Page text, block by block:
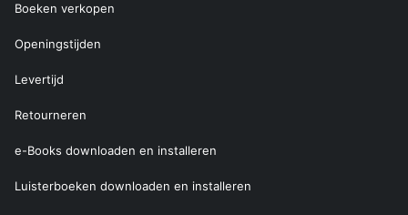
Boeken verkopen
Openingstijden
Levertijd
Retourneren
e-Books downloaden en installeren
Luisterboeken downloaden en installeren